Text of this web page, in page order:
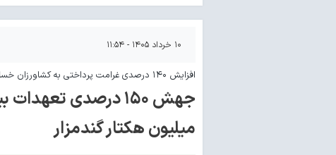
۱۰ خرداد ۱۴۰۵ - ۱۱:۵۴
افزایش ۱۴۰ درصدی غرامت پرداختی به کشاورزان خسارت دیده
میلیون هکتار گندمزار